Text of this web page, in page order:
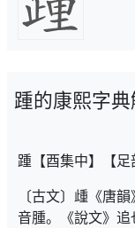
踵的康熙字
踵【酉集中】【
〔古文〕歱《唐
音腫。《說文》